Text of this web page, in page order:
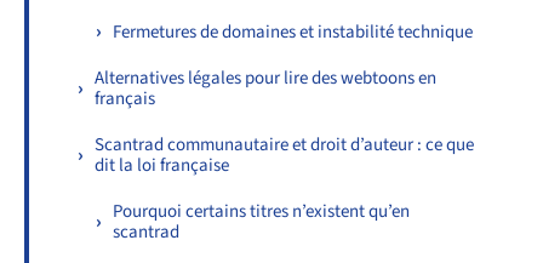
Fermetures de domaines et instabilité technique
Alternatives légales pour lire des webtoons en
français
Scantrad communautaire et droit d’auteur : ce que
dit la loi française
Pourquoi certains titres n’existent qu’en
scantrad